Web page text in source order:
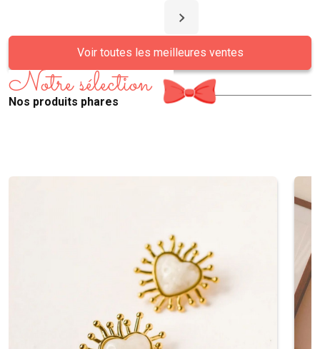
Voir toutes les meilleures ventes
Notre sélection
Nos produits phares